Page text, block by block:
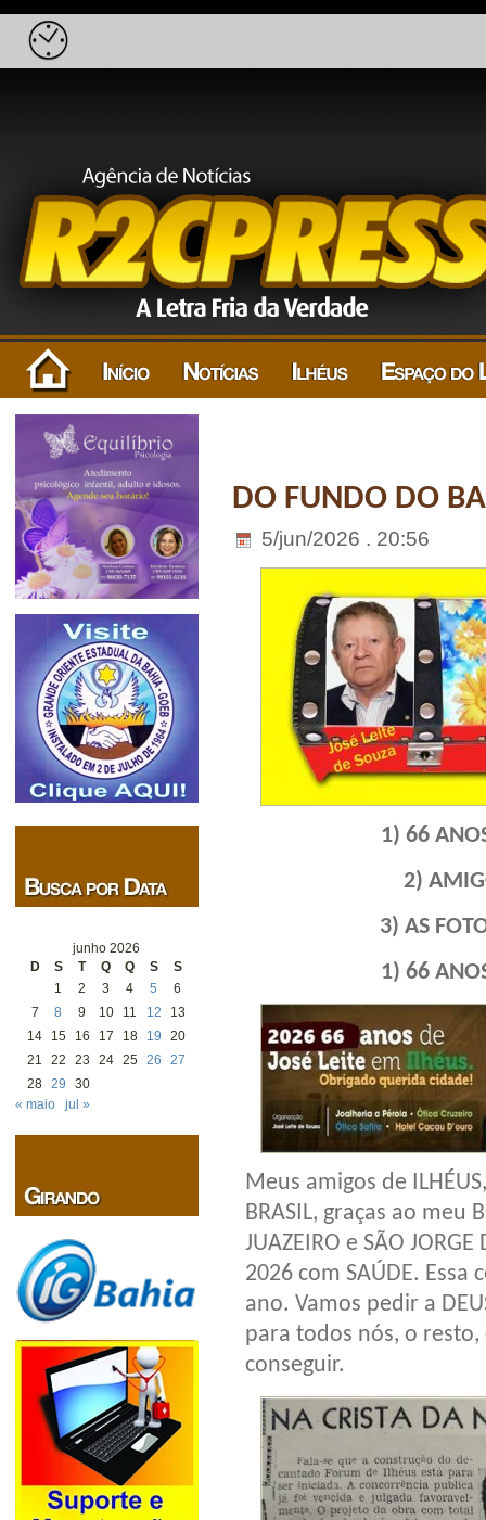
junho 2026
D
S T Q Q S
S
1
2 3 4 5
6
7
8 9 10 11 12
13
14
15 16 17 18 19
20
21
22 23 24 25 26
27
28 29
30
« maio
jul »
DO FUNDO DO
5/jun/2026 . 20:56
1) 66
2)
3) AS
1) 66
Meus amigos de
BRASIL, graças ao meu
JUAZEIRO e SÃO
2026 com SAÚDE.
ano. Vamos pedir a
para todos nós, o resto,
conseguir.